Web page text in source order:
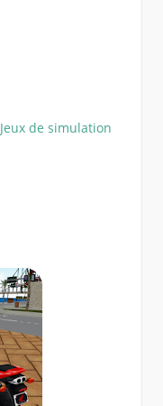
Jeux de simulation